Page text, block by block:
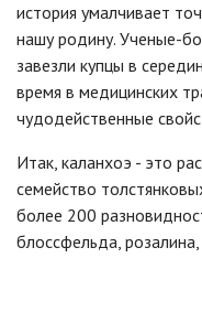
история умалчивает
нашу родину. Ученые-
завезли купцы в
время в медицинских
чудодейственные
Итак, каланхоэ - это
семейство
более 200
блоссфельда,